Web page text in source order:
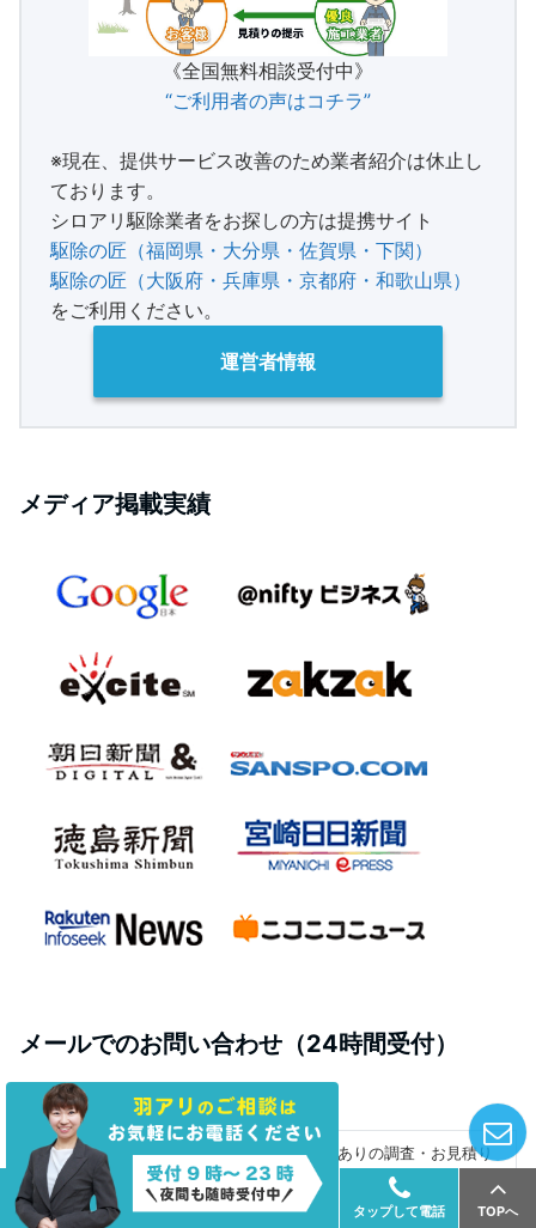
《全国無料相談受付中》
“ご利用者の声はコチラ”
※現在、提供サービス改善のため業者紹介は休止し
ております。
シロアリ駆除業者をお探しの方は提携サイト
駆除の匠（福岡県・大分県・佐賀県・下関）
駆除の匠（大阪府・兵庫県・京都府・和歌山県）
をご利用ください。
運営者情報
メディア掲載実績
メールでのお問い合わせ（24時間受付）
お問合せの種類【必須】
しろありの調査・お見積り
依頼
その他のご相談
タップして電話 TOPへ